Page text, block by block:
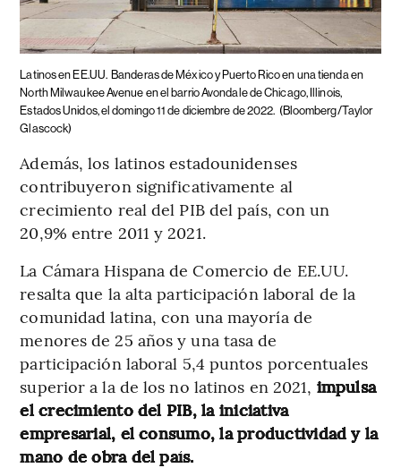
Latinos en EE.UU. Banderas de México y Puerto Rico en una tienda en
North Milwaukee Avenue en el barrio Avondale de Chicago, Illinois,
Estados Unidos, el domingo 11 de diciembre de 2022. (Bloomberg/Taylor
Glascock)
Además, los latinos estadounidenses
contribuyeron significativamente al
crecimiento real del PIB del país, con un
20,9% entre 2011 y 2021.
La Cámara Hispana de Comercio de EE.UU.
resalta que la alta participación laboral de la
comunidad latina, con una mayoría de
menores de 25 años y una tasa de
participación laboral 5,4 puntos porcentuales
superior a la de los no latinos en 2021, impulsa
el crecimiento del PIB, la iniciativa
empresarial, el consumo, la productividad y la
mano de obra del país.